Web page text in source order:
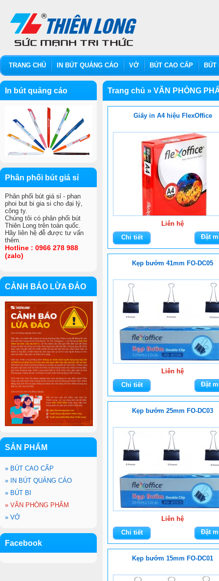
Giấy in A4 hiệu FlexOffice
Liên hệ
Chi tiết
Đặt
Kẹp bướm 41mm FO-DC05
Liên hệ
Chi tiết
Đặt
Kẹp bướm 25mm FO-DC03
Liên hệ
Chi tiết
Đặt
Kẹp bướm 15mm FO-DC01
Trang chủ » VĂN PHÒNG
In bút quảng cáo
Phân phối bút giá sỉ
Phân phối bút giá sỉ - phan
phoi but bi gia si cho đại lý,
công ty.
Chúng tôi có phân phối bút
Thiên Long trên toàn quốc.
Hãy liên hệ đễ được tư vấn
thêm.
Hotline : 0966 278 988
(zalo)
CẢNH BÁO LỪA ĐẢO
VIỆC LÀM
SẢN PHẨM
» BÚT CAO CẤP
»
IN BÚT QUẢNG CÁO
» BÚT BI
» VĂN PHÒNG PHẨM
» VỞ
Facebook
TRANG CHỦ IN BÚT QUẢNG CÁO VỞ BÚT CAO CẤP BÚT